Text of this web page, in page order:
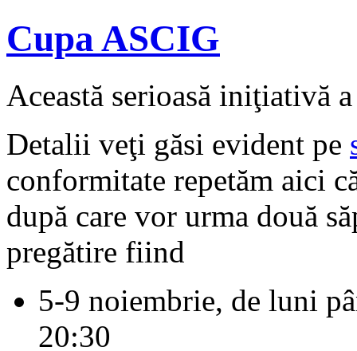
Cupa ASCIG
Această serioasă iniţiativă
Detalii veţi găsi evident pe
conformitate repetăm aici
după care vor urma două
pregătire fiind
5-9 noiembrie, de luni
20:30